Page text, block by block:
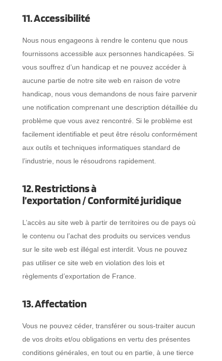
11. Accessibilité
Nous nous engageons à rendre le contenu que nous
fournissons accessible aux personnes handicapées. Si
vous souffrez d’un handicap et ne pouvez accéder à
aucune partie de notre site web en raison de votre
handicap, nous vous demandons de nous faire parvenir
une notification comprenant une description détaillée du
problème que vous avez rencontré. Si le problème est
facilement identifiable et peut être résolu conformément
aux outils et techniques informatiques standard de
l’industrie, nous le résoudrons rapidement.
12. Restrictions à
l’exportation / Conformité juridique
L’accès au site web à partir de territoires ou de pays où
le contenu ou l’achat des produits ou services vendus
sur le site web est illégal est interdit. Vous ne pouvez
pas utiliser ce site web en violation des lois et
règlements d’exportation de France.
13. Affectation
Vous ne pouvez céder, transférer ou sous-traiter aucun
de vos droits et/ou obligations en vertu des présentes
conditions générales, en tout ou en partie, à une tierce